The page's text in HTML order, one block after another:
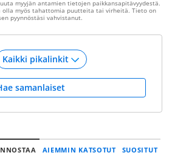
myyjän antamien tietojen paikkansapitävyydestä.
myös tahattomia puutteita tai virheitä. Tieto on
pyynnöstäsi vahvistanut.
samanlaiset
AIEMMIN KATSOTUT SUOSITUT